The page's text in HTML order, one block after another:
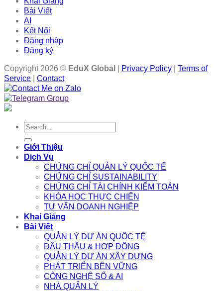
Bài Viết
AI
Kết Nối
Đăng nhập
Đăng ký
Copyright 2026 © EduX Global Privacy Policy
Terms of
Service
Contact
Search
Giới Thiệu
Dịch Vụ
CHỨNG CHỈ QUẢN LÝ QUỐC TẾ
CHỨNG CHỈ SUSTAINABILITY
CHỨNG CHỈ TÀI CHÍNH KIỂM TOÁN
KHÓA HỌC THỰC CHIẾN
TƯ VẤN DOANH NGHIỆP
Khai Giảng
Bài Viết
QUẢN LÝ DỰ ÁN QUỐC TẾ
ĐẤU THẦU & HỢP ĐỒNG
QUẢN LÝ DỰ ÁN XÂY DỰNG
PHÁT TRIỂN BỀN VỮNG
CÔNG NGHỆ SỐ & AI
NHÀ QUẢN LÝ